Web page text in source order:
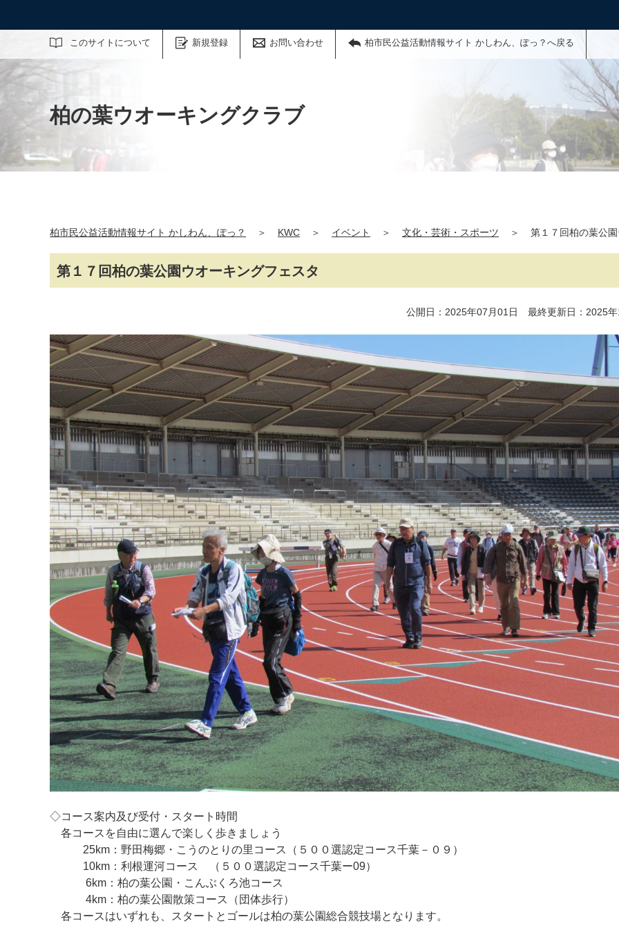
このサイトについて 新規登録 お問い合わせ 柏市民公益活動情報サイト かしわん、ぽっ？へ戻る
サイト内検索
柏の葉ウオーキングクラブ
柏市民公益活動情報サイト かしわん、ぽっ？ ＞ KWC ＞ イベント ＞ 文化・芸術・スポーツ ＞ 第１７回柏の葉公
第１７回柏の葉公園ウオーキングフェスタ
公開日：2025年07月01日 最終更新日：2025
◇コース案内及び受付・スタート時間
各コースを自由に選んで楽しく歩きましょう
25km：野田梅郷・こうのとりの里コース（５００選認定コース千葉－０９）
10km：利根運河コース （５００選認定コース千葉ー09）
6km：柏の葉公園・こんぶくろ池コース
4km：柏の葉公園散策コース（団体歩行）
各コースはいずれも、スタートとゴールは柏の葉公園総合競技場となります。
マイメディア検索